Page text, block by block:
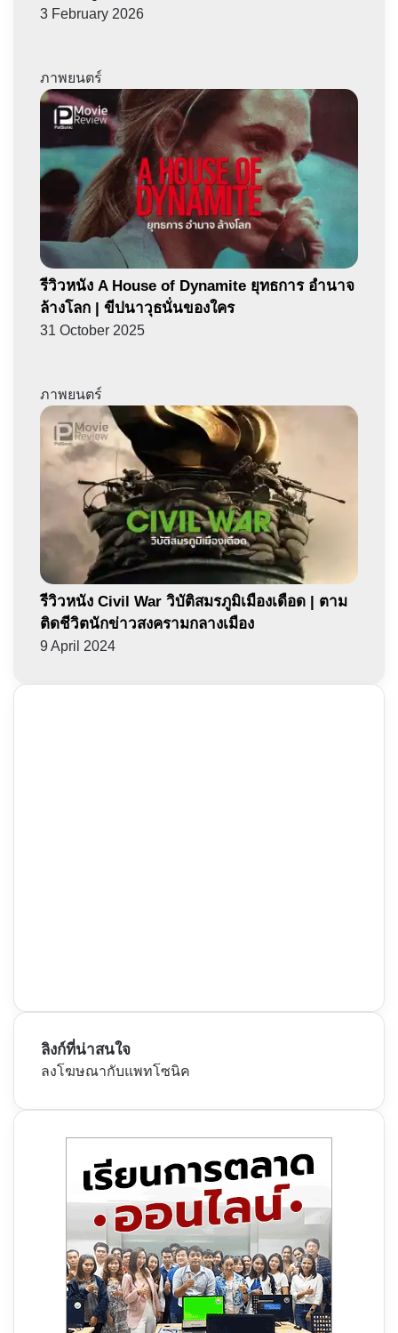
3 February 2026
ภาพยนตร์
รีวิวหนัง A House of Dynamite ยุทธการ อำนาจ
ล้างโลก | ขีปนาวุธนั่นของใคร
31 October 2025
ภาพยนตร์
รีวิวหนัง Civil War วิบัติสมรภูมิเมืองเดือด | ตาม
ติดชีวิตนักข่าวสงครามกลางเมือง
9 April 2024
ลิงก์ที่น่าสนใจ
ลงโฆษณากับแพทโซนิค